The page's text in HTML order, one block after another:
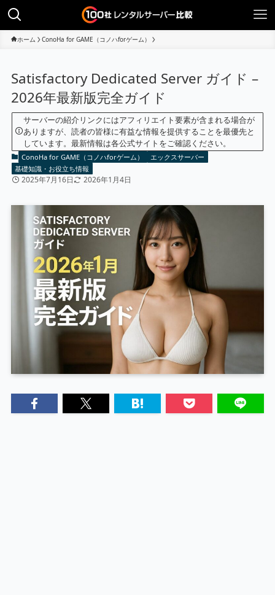
ホーム ConoHa for GAME（コノハforゲーム）
Satisfactory Dedicated Server ガイド –
2026年最新版完全ガイド
サーバーの紹介リンクにはアフィリエイト要素が含まれる場合が
ありますが、読者の皆様に有益な情報を提供することを最優先と
しています。最新情報は各公式サイトをご確認ください。
ConoHa for GAME（コノハforゲーム）
エックスサーバー
基礎知識・お役立ち情報
2025年7月16日 2026年1月4日